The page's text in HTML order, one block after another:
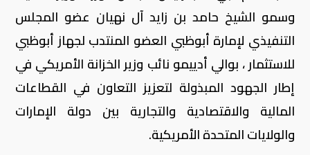
وسمو الشيخ حامد بن زايد آل نهيان عضو المجلس
التنفيذي لإمارة أبوظبي العضو المنتدب لجهاز أبوظبي
للاستثمار ، بوالي أدييمو نائب وزير الخزانة الأمريكي في
إطار الجهود المبذولة لتعزيز التعاون في القطاعات
المالية والاقتصادية والتجارية بين دولة الإمارات
والولايات المتحدة الأمريكية.